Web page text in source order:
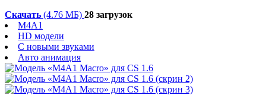
Скачать (4.76 МБ) 28 загрузок
M4A1
HD модели
С новыми звуками
Авто анимация